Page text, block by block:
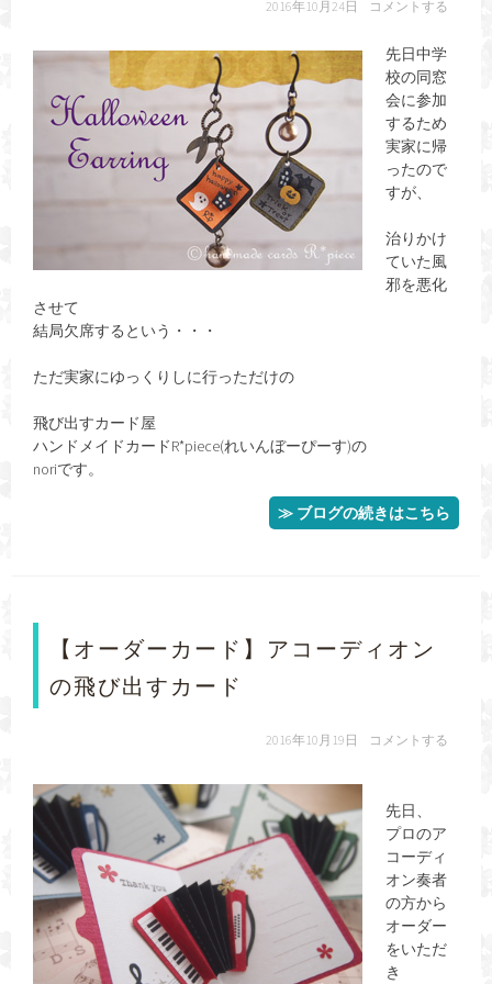
2016年10月24日 コメントする
先日中学
校の同窓
会に参加
するため
実家に帰
ったので
すが、
治りかけ
ていた風
邪を悪化
させて
結局欠席するという・・・
ただ実家にゆっくりしに行っただけの
飛び出すカード屋
ハンドメイドカードR*piece(れいんぼーぴーす)の
noriです。
≫ ブログの続きはこちら
【オーダーカード】アコーディオン
の飛び出すカード
2016年10月19日 コメントする
先日、
プロのア
コーディ
オン奏者
の方から
オーダー
をいただ
き